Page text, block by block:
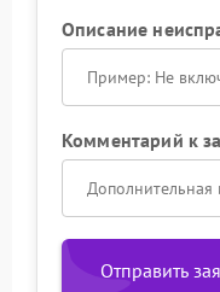
Описание
Комментарий к
Отправить